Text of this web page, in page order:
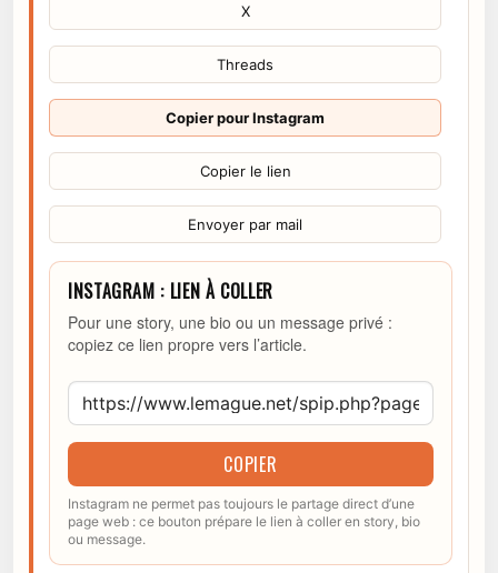
X
Threads
Copier pour Instagram
Copier le lien
Envoyer par mail
INSTAGRAM : LIEN À COLLER
Pour une story, une bio ou un message privé :
copiez ce lien propre vers l’article.
COPIER
Instagram ne permet pas toujours le partage direct d’une
page web : ce bouton prépare le lien à coller en story, bio
ou message.